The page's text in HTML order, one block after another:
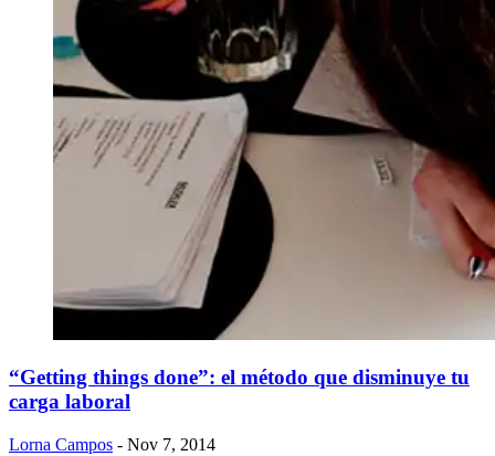
“Getting things done”: el método que disminuye tu
carga laboral
Lorna Campos - Nov 7, 2014